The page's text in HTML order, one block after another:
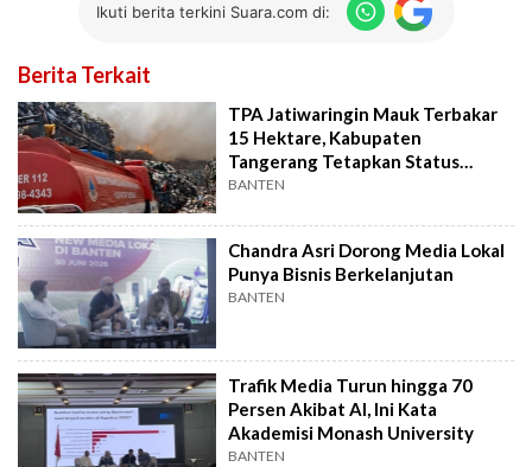
Ikuti berita terkini Suara.com di:
Berita Terkait
TPA Jatiwaringin Mauk Terbakar
15 Hektare, Kabupaten
Tangerang Tetapkan Status
Tanggap Darurat
BANTEN
Chandra Asri Dorong Media Lokal
Punya Bisnis Berkelanjutan
BANTEN
Trafik Media Turun hingga 70
Persen Akibat AI, Ini Kata
Akademisi Monash University
BANTEN